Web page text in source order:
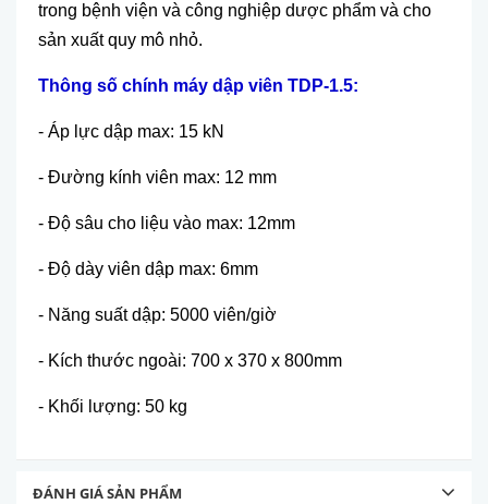
trong bệnh viện và công nghiệp dược phẩm và cho
sản xuất quy mô nhỏ.
Thông số chính máy dập viên TDP-1.5:
- Áp lực dập max: 15 kN
- Đường kính viên max: 12 mm
- Độ sâu cho liệu vào max: 12mm
- Độ dày viên dập max: 6mm
- Năng suất dập: 5000 viên/giờ
- Kích thước ngoài: 700 x 370 x 800mm
- Khối lượng: 50 kg
ĐÁNH GIÁ SẢN PHẨM